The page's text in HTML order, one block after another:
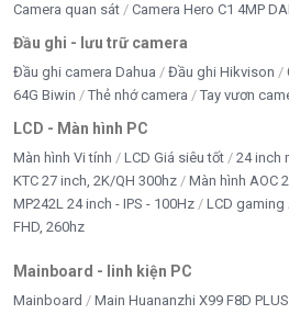
Camera quan sát
Camera Hero C1 4MP
Đầu ghi - lưu trữ camera
Đầu ghi camera Dahua Đầu ghi Hikvison
64G Biwin
Thẻ nhớ camera Tay vươn
LCD - Màn hình PC
Màn hình Vi tính LCD Giá siêu tốt 24 inch
KTC 27 inch, 2K/QH 300hz
Màn hình AOC
MP242L 24 inch - IPS - 100Hz
LCD gaming
FHD, 260hz
Mainboard - linh kiện PC
Mainboard Main Huananzhi X99 F8D PLUS